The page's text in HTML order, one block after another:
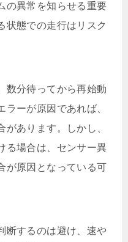
の異常を知らせる重要
状態での走行はリスク
数分待ってから再始動
ラーが原因であれば、
があります。しかし、
る場合は、センサー異
が原因となっている可
断するのは避け、速や